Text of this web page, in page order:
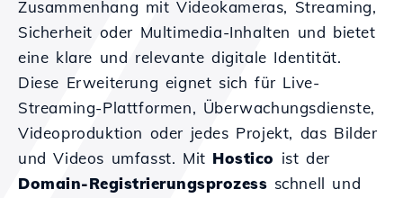
Zusammenhang mit Videokameras, Streaming,
Sicherheit oder Multimedia-Inhalten und bietet
eine klare und relevante digitale Identität.
Diese Erweiterung eignet sich für Live-
Streaming-Plattformen, Überwachungsdienste,
Videoproduktion oder jedes Projekt, das Bilder
und Videos umfasst. Mit Hostico ist der
Domain-Registrierungsprozess schnell und